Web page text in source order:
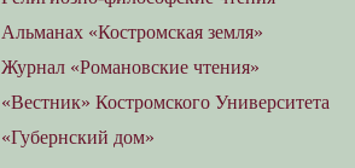
Альманах «Костромская земля»
Журнал «Романовские чтения»
«Вестник» Костромского Университета
«Губернский дом»